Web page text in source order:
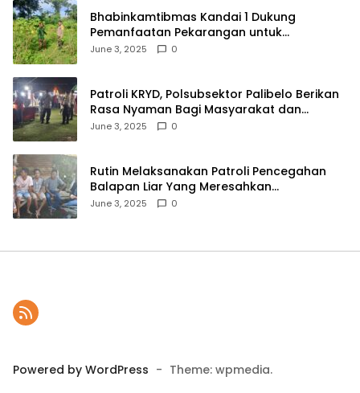
Bhabinkamtibmas Kandai 1 Dukung
Pemanfaatan Pekarangan untuk
Ketahanan Pangan Menuju Indonesia Emas
June 3, 2025 0
Patroli KRYD, Polsubsektor Palibelo Berikan
Rasa Nyaman Bagi Masyarakat dan
Antisipasi Aksi Menjurus Premanisme
June 3, 2025 0
Rutin Melaksanakan Patroli Pencegahan
Balapan Liar Yang Meresahkan
Masyarakat, Polsek Soromandi
June 3, 2025 0
Powered by WordPress - Theme: wpmedia.